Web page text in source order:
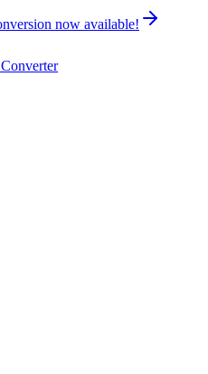
now available!